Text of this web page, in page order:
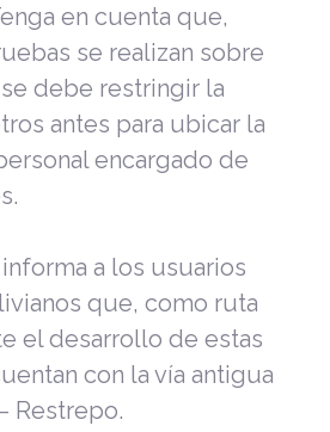
en cuenta que,
se realizan sobre
debe restringir la
antes para ubicar la
encargado de
a los usuarios
que, como ruta
el desarrollo de estas
con la vía antigua
Restrepo.